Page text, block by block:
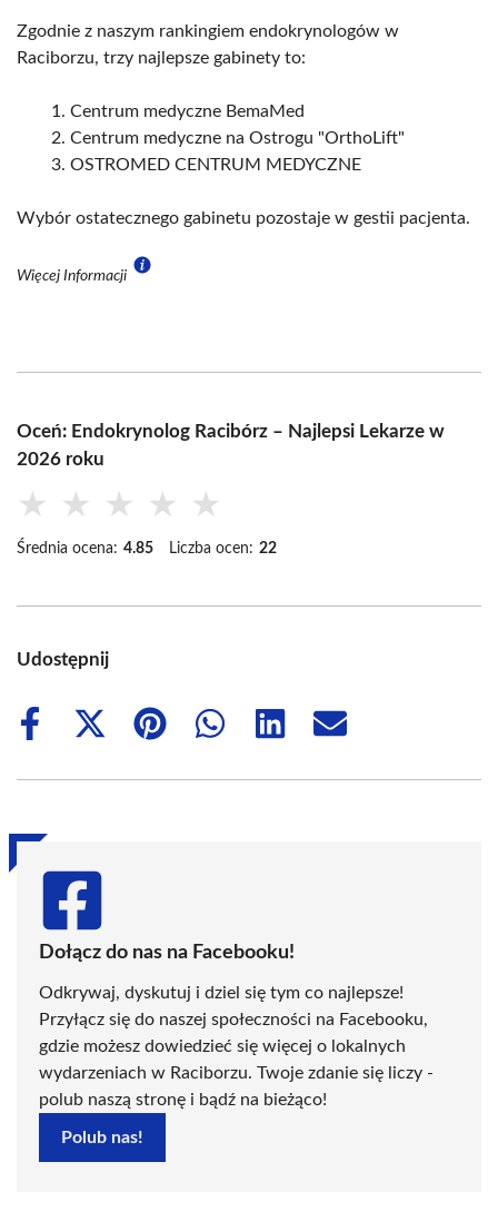
Zgodnie z naszym rankingiem endokrynologów w
Raciborzu, trzy najlepsze gabinety to:
Centrum medyczne BemaMed
Centrum medyczne na Ostrogu "OrthoLift"
OSTROMED CENTRUM MEDYCZNE
Wybór ostatecznego gabinetu pozostaje w gestii pacjenta.
Więcej Informacji
Oceń: Endokrynolog Racibórz – Najlepsi Lekarze w
2026 roku
★ ★ ★ ★ ★
Średnia ocena: 4.85 Liczba ocen: 22
Udostępnij
Share
Share
(Twitter)
Share
Share
Share
Share
Dołącz do nas na Facebooku!
Odkrywaj, dyskutuj i dziel się tym co najlepsze!
Przyłącz się do naszej społeczności na Facebooku,
gdzie możesz dowiedzieć się więcej o lokalnych
wydarzeniach w Raciborzu. Twoje zdanie się liczy -
polub naszą stronę i bądź na bieżąco!
Polub nas!